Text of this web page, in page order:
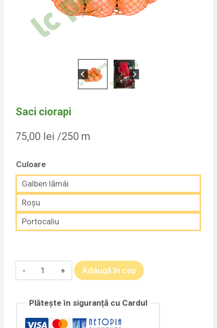
Saci ciorapi
75,00 lei /250 m
Culoare
Galben lămâi
Roșu
Portocaliu
Cantitate
Saci
Adaugă în coș
Plătește în siguranță cu Cardul